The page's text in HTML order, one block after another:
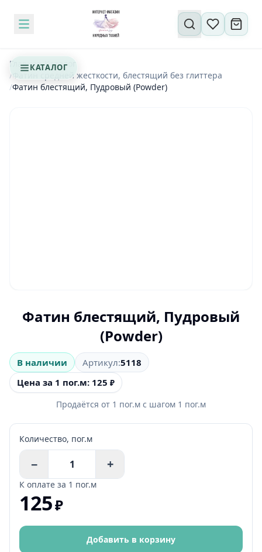
КАТАЛОГ
Поиск по сайту
Главная/Каталог
/Фатин средней жесткости, блестящий без глиттера
/Фатин блестящий, Пудровый (Powder)
Фатин блестящий, Пудровый
(Powder)
В наличии Артикул:5118
Цена за 1 пог.м: 125 ₽
Продаётся от 1 пог.м с шагом 1 пог.м
Количество, пог.м
− +
К оплате за 1 пог.м
125₽
Добавить в корзину